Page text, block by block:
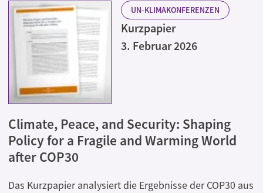
UN-KLIMAKONFERENZEN
Kurzpapier
3. Februar 2026
Climate, Peace, and Security: Shaping
Policy for a Fragile and Warming World
after COP30
Das Kurzpapier analysiert die Ergebnisse der COP30 aus